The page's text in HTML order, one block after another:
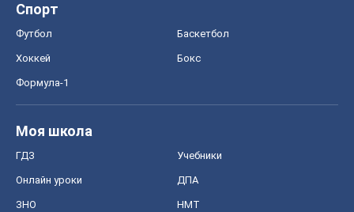
Спорт
Футбол Баскетбол
Хоккей Бокс
Формула-1
Моя школа
ГДЗ Учебники
Онлайн уроки ДПА
ЗНО НМТ